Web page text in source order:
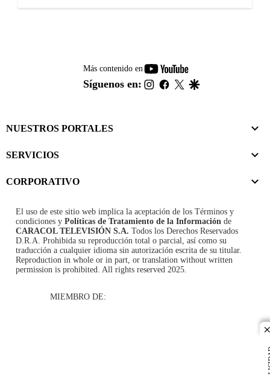
Más contenido en
youtube-
footer
Síguenos en: instagram
facebook
twitter
NUESTROS PORTALES
SERVICIOS
CORPORATIVO
El uso de este sitio web implica la aceptación de los Términos y
condiciones y Políticas de Tratamiento de la Información de
CARACOL TELEVISIÓN S.A. Todos los Derechos Reservados
D.R.A. Prohibida su reproducción total o parcial, así como su
traducción a cualquier idioma sin autorización escrita de su titular.
Reproduction in whole or in part, or translation without written
permission is prohibited. All rights reserved 2025.
MIEMBRO DE: